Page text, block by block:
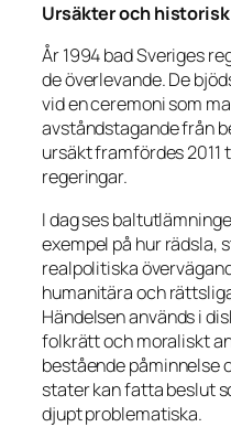
Ursäkter och
År 1994 bad Sveriges
de överlevande. De
vid en ceremoni som
avståndstagande från
ursäkt framfördes
regeringar.
I dag ses
exempel på hur rädsla,
realpolitiska
humanitära och
Händelsen används i
folkrätt och moraliskt
bestående påminnelse
stater kan fatta beslut
djupt problematiska.